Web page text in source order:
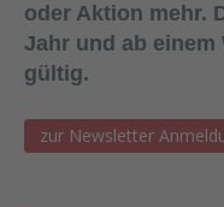
oder Aktion mehr.
Jahr und ab einem
gültig.
zur Newsletter